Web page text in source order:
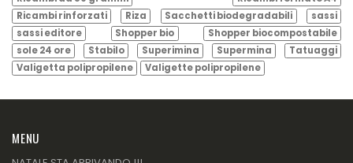
Ricambi rinforzati
Riza Sacchetti biodegradabili
sassi
sassi editore
Shopper bio
Shopper biocompostabile
sole 24 ore
Stabilo Superimina Supermina
Tatuaggi
Valigetta polipropilene
Valigette polipropilene
MENU